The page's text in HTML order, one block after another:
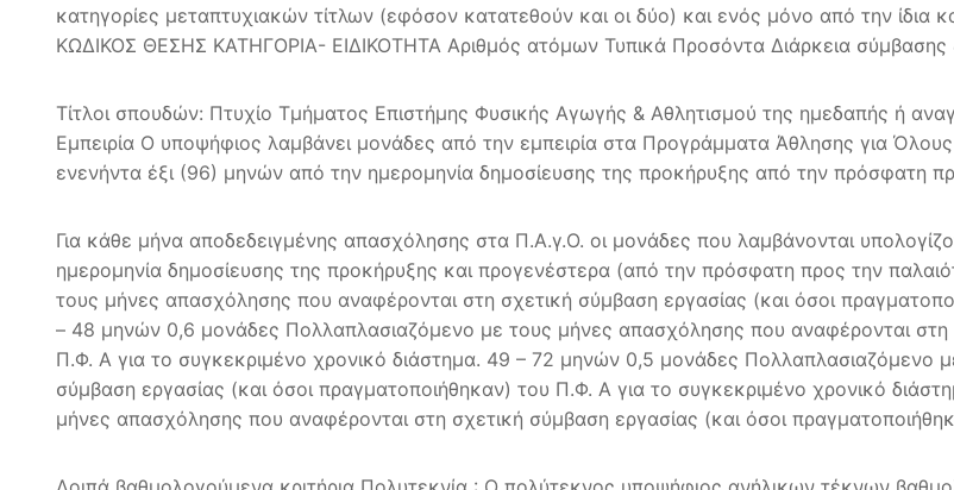
κατηγορίες μεταπτυχιακών τίτλων (εφόσον κατατεθούν και οι δύο) και ενός μόνο από την ίδια
ΚΩΔΙΚΟΣ ΘΕΣΗΣ ΚΑΤΗΓΟΡΙΑ- ΕΙΔΙΚΟΤΗΤΑ Αριθμός ατόμων Τυπικά Προσόντα Διάρκεια
Τίτλοι σπουδών: Πτυχίο Τμήματος Επιστήμης Φυσικής Αγωγής & Αθλητισμού της ημεδαπής ή
Εμπειρία Ο υποψήφιος λαμβάνει μονάδες από την εμπειρία στα Προγράμματα Άθλησης για
ενενήντα έξι (96) μηνών από την ημερομηνία δημοσίευσης της προκήρυξης από την πρόσφατη
Για κάθε μήνα αποδεδειγμένης απασχόλησης στα Π.Α.γ.Ο. οι μονάδες που λαμβάνονται
ημερομηνία δημοσίευσης της προκήρυξης και προγενέστερα (από την πρόσφατη προς την
τους μήνες απασχόλησης που αναφέρονται στη σχετική σύμβαση εργασίας (και όσοι
– 48 μηνών 0,6 μονάδες Πολλαπλασιαζόμενο με τους μήνες απασχόλησης που αναφέρονται στη
Π.Φ. Α για το συγκεκριμένο χρονικό διάστημα. 49 – 72 μηνών 0,5 μονάδες Πολλαπλασιαζόμενο
σύμβαση εργασίας (και όσοι πραγματοποιήθηκαν) του Π.Φ. Α για το συγκεκριμένο χρονικό
μήνες απασχόλησης που αναφέρονται στη σχετική σύμβαση εργασίας (και όσοι